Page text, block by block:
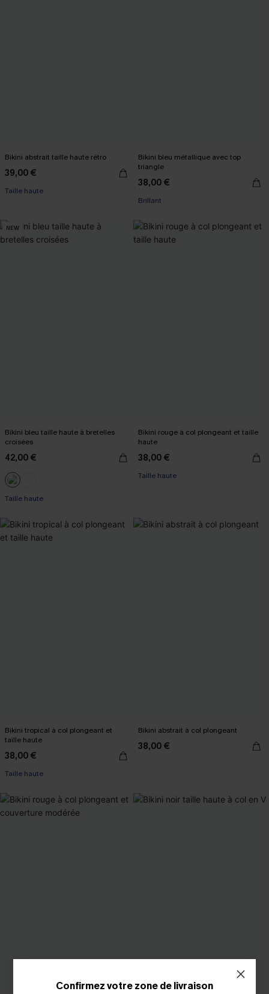
Bikini abstrait taille haute rétro
39,00 €
Taille haute
Bikini bleu métallique avec top
triangle
38,00 €
Brillant
NEW
Bikini bleu taille haute à bretelles
croisées
42,00 €
Taille haute
Bikini rouge à col plongeant et taille
haute
38,00 €
Taille haute
Bikini tropical à col plongeant et
taille haute
38,00 €
Taille haute
Bikini abstrait à col plongeant
38,00 €
Confirmez votre zone de livraison